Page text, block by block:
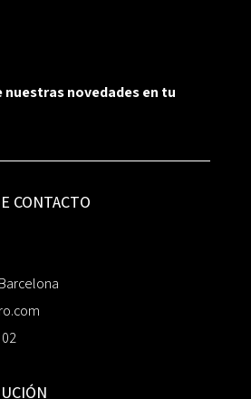
nuestras novedades en tu
CONTACTO